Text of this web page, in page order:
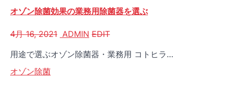
オゾン除菌効果の業務用除菌器を選ぶ
4月 16, 2021 ADMIN EDIT
用途で選ぶオゾン除菌器・業務用 コトヒラ…
オゾン除菌